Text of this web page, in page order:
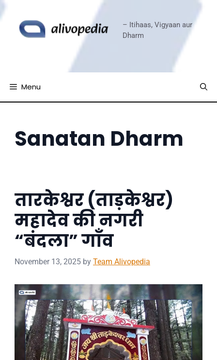
to
content
– Itihaas, Vigyaan aur
Dharm
Menu
Sanatan Dharm
तारकेश्वर (ताड़केश्वर)
महादेव की नगरी
“बंदला” गाँव
November 13, 2025 by Team Alivopedia